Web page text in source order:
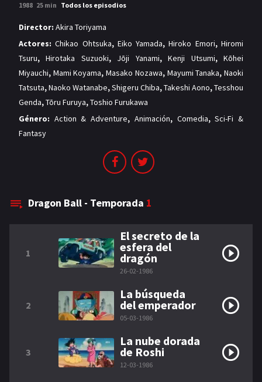
1988 25 min Todos los episodios
Director: Akira Toriyama
Actores: Chikao Ohtsuka, Eiko Yamada,Hiroko Emori,Hiromi
Tsuru,Hirotaka Suzuoki, Jōji Yanami,Kenji Utsumi,Kōhei
Miyauchi, Mami Koyama,Masako Nozawa, Mayumi Tanaka,Naoki
Tatsuta,Naoko Watanabe,Shigeru Chiba,Takeshi Aono,Tesshou
Genda,Tōru Furuya,Toshio Furukawa
Género: Action & Adventure, Animación, Comedia,Sci-Fi &
Fantasy
Dragon Ball - Temporada 1
1
El secreto de la
esfera del
dragón
26-02-1986
2
La búsqueda
del emperador
05-03-1986
3
La nube dorada
de Roshi
12-03-1986